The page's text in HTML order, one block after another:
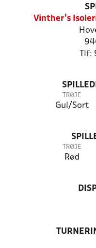
Vinther’s
TRØJE
Gul/Sort
TRØJE
Rød